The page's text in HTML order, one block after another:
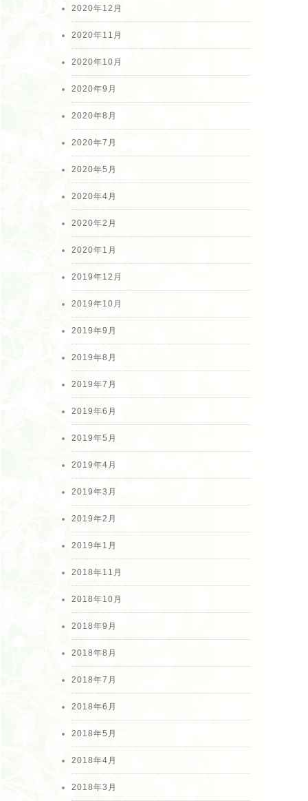
2020年12月
2020年11月
2020年10月
2020年9月
2020年8月
2020年7月
2020年5月
2020年4月
2020年2月
2020年1月
2019年12月
2019年10月
2019年9月
2019年8月
2019年7月
2019年6月
2019年5月
2019年4月
2019年3月
2019年2月
2019年1月
2018年11月
2018年10月
2018年9月
2018年8月
2018年7月
2018年6月
2018年5月
2018年4月
2018年3月